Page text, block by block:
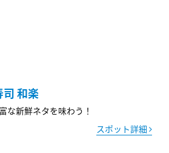
司 和楽
な新鮮ネタを味わう！
スポット詳細